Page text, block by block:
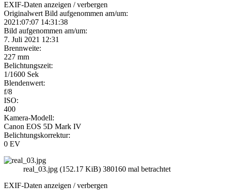
EXIF-Daten anzeigen / verbergen
Originalwert Bild aufgenommen am/um:
2021:07:07 14:31:38
Bild aufgenommen am/um:
7. Juli 2021 12:31
Brennweite:
227 mm
Belichtungszeit:
1/1600 Sek
Blendenwert:
f/8
ISO:
400
Kamera-Modell:
Canon EOS 5D Mark IV
Belichtungskorrektur:
0 EV
real_03.jpg (152.17 KiB) 380160 mal betrachtet
EXIF-Daten anzeigen / verbergen